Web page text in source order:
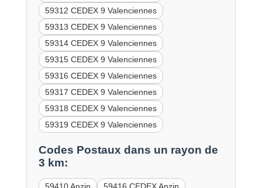
59312 CEDEX 9 Valenciennes
59313 CEDEX 9 Valenciennes
59314 CEDEX 9 Valenciennes
59315 CEDEX 9 Valenciennes
59316 CEDEX 9 Valenciennes
59317 CEDEX 9 Valenciennes
59318 CEDEX 9 Valenciennes
59319 CEDEX 9 Valenciennes
Codes Postaux dans un rayon de
3 km:
59410 Anzin 59416 CEDEX Anzin